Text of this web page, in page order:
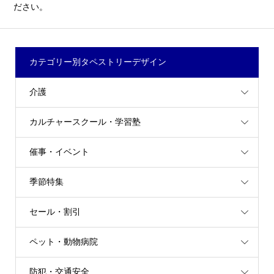
ださい。
カテゴリー別タペストリーデザイン
介護
カルチャースクール・学習塾
催事・イベント
季節特集
セール・割引
ペット・動物病院
防犯・交通安全